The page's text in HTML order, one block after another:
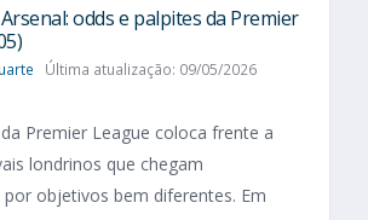
odds e palpites da Premier
Última atualização: 09/05/2026
Premier League coloca frente a
londrinos que chegam
objetivos bem diferentes. Em